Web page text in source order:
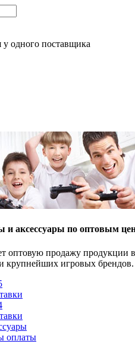
у одного поставщика
и аксессуары по оптовым
оптовую продажу продукции
крупнейших игровых брендов.
оплаты